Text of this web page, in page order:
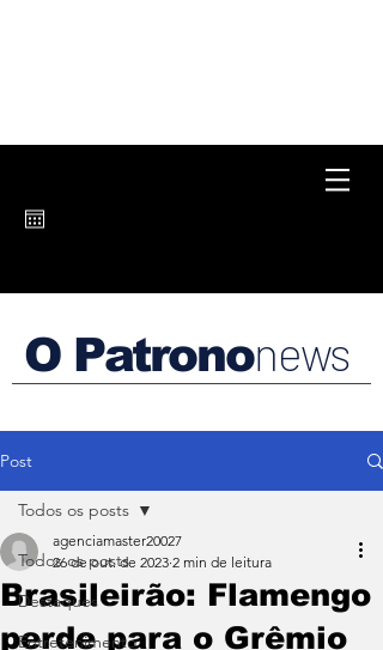
O Patrononews
Post
Todos os posts
Destaques
Entretenimento
Todos os posts
Brasileirão: Flamengo
perde para o Grêmio
agenciamaster20027
26 de out. de 2023 2 min de leitura